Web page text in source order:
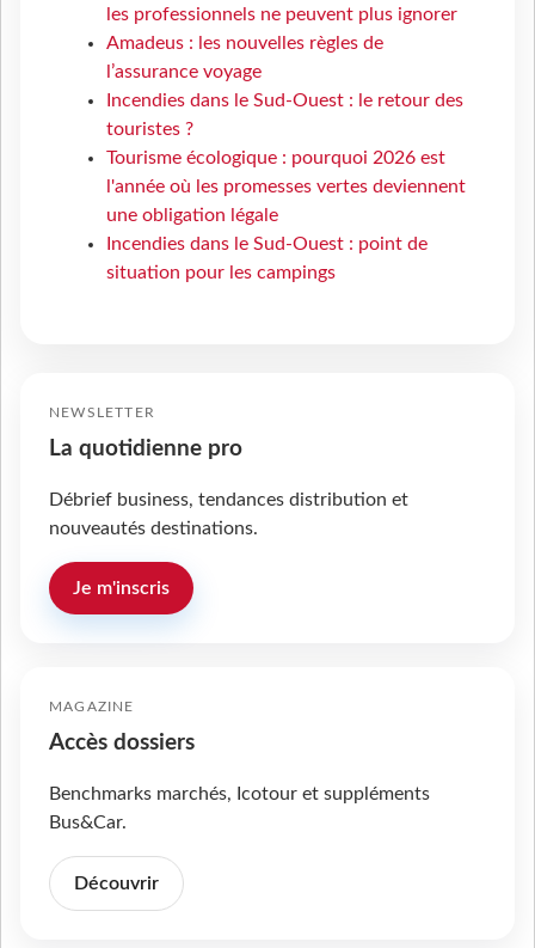
les professionnels ne peuvent plus ignorer
Amadeus : les nouvelles règles de
l’assurance voyage
Incendies dans le Sud-Ouest : le retour des
touristes ?
Tourisme écologique : pourquoi 2026 est
l'année où les promesses vertes deviennent
une obligation légale
Incendies dans le Sud-Ouest : point de
situation pour les campings
NEWSLETTER
La quotidienne pro
Débrief business, tendances distribution et
nouveautés destinations.
Je m'inscris
MAGAZINE
Accès dossiers
Benchmarks marchés, Icotour et suppléments
Bus&Car.
Découvrir